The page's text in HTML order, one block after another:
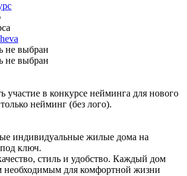
не выбран
не выбран
участие в конкурсе нейминга для нового
нейминг (без лого).
индивидуальные жилые дома на
ключ.
стиль и удобство. Каждый дом
необходимым для комфортной жизни